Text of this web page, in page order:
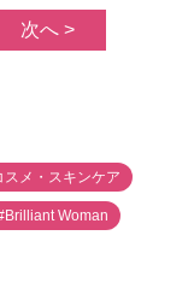
次へ >
スメ・スキンケア
Woman